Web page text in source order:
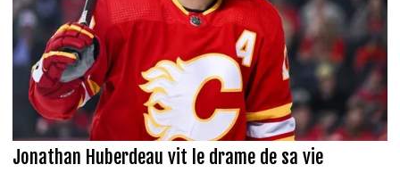
Jonathan Huberdeau vit le drame de sa vie